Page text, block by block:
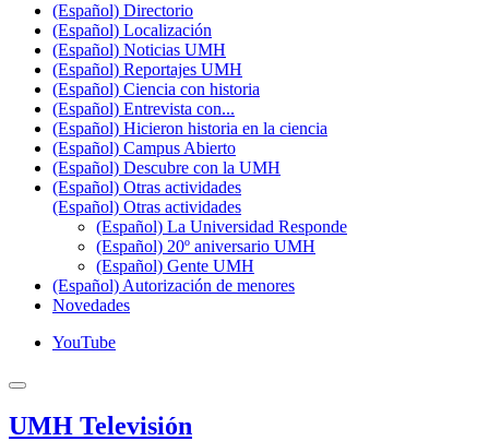
(Español) Directorio
(Español) Localización
(Español) Noticias UMH
(Español) Reportajes UMH
(Español) Ciencia con historia
(Español) Entrevista con...
(Español) Hicieron historia en la ciencia
(Español) Campus Abierto
(Español) Descubre con la UMH
(Español) Otras actividades
(Español) Otras actividades
(Español) La Universidad Responde
(Español) 20º aniversario UMH
(Español) Gente UMH
(Español) Autorización de menores
Novedades
YouTube
UMH Televisión